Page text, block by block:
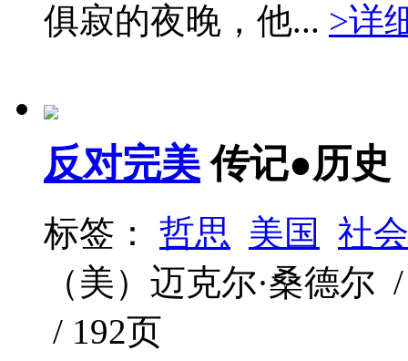
俱寂的夜晚，他... >详
反对完美 传记●历史
标签： 哲思 美国
社
（美）迈克尔·桑德
/ 192页